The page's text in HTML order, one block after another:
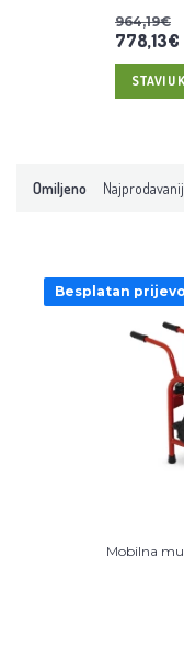
964,19€
778,13€
STAVI U
Omiljeno
Besplatan
Mobilna